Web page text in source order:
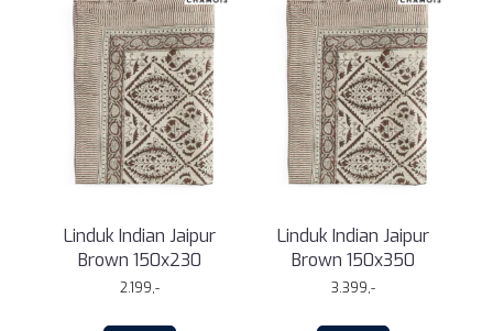
Linduk Indian Jaipur
Brown 150x230
2.199,-
Linduk Indian Jaipur
Brown 150x350
3.399,-